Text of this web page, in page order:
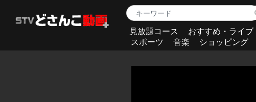
見放題コース おすすめ・ライブ
スポーツ
音楽 ショッピング